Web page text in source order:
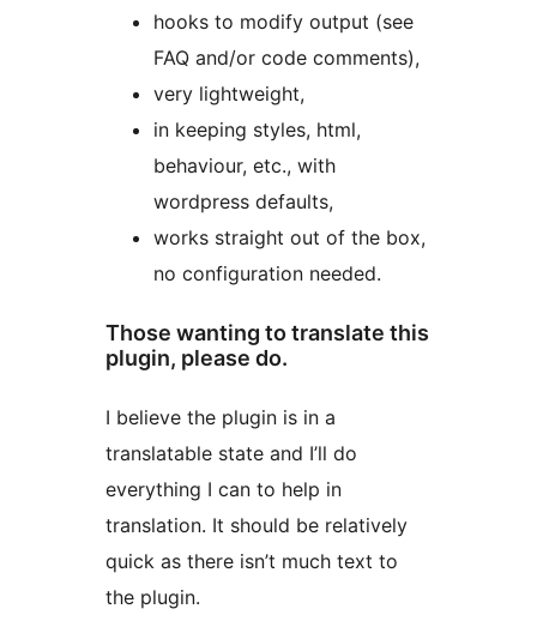
hooks to modify output (see
FAQ and/or code comments),
very lightweight,
in keeping styles, html,
behaviour, etc., with
wordpress defaults,
works straight out of the box,
no configuration needed.
Those wanting to translate this
plugin, please do.
I believe the plugin is in a
translatable state and I’ll do
everything I can to help in
translation. It should be relatively
quick as there isn’t much text to
the plugin.